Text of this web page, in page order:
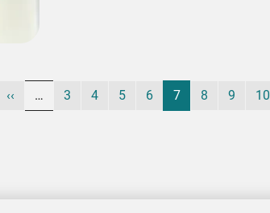
Página anterior
‹‹ … Página
3 Página
4 Página
5 Página
6 Página actual
7 Página
8 Página
9 10